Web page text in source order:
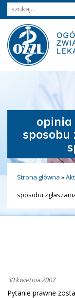
sposobu
Strona główna »
sposobu
30 kwietnia 2007
Pytanie prawne